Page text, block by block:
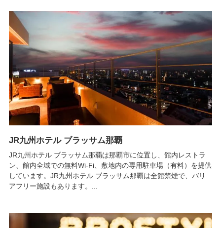
JR九州ホテル ブラッサム那覇
JR九州ホテル ブラッサム那覇は那覇市に位置し、館内レストラ
ン、館内全域での無料Wi-Fi、敷地内の専用駐車場（有料）を提供
しています。JR九州ホテル ブラッサム那覇は全館禁煙で、バリ
アフリー施設もあります。...